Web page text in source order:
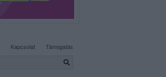
Kapcsolat Támogatás